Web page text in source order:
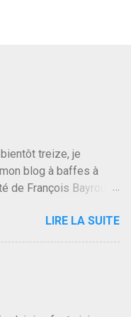
bientôt treize, je
blog à baffes à
de François Bayrou. Il
pas des couples mais
dans lesquels on
est en passe de
de son électorat
l'apprend. On
LIRE LA SUITE